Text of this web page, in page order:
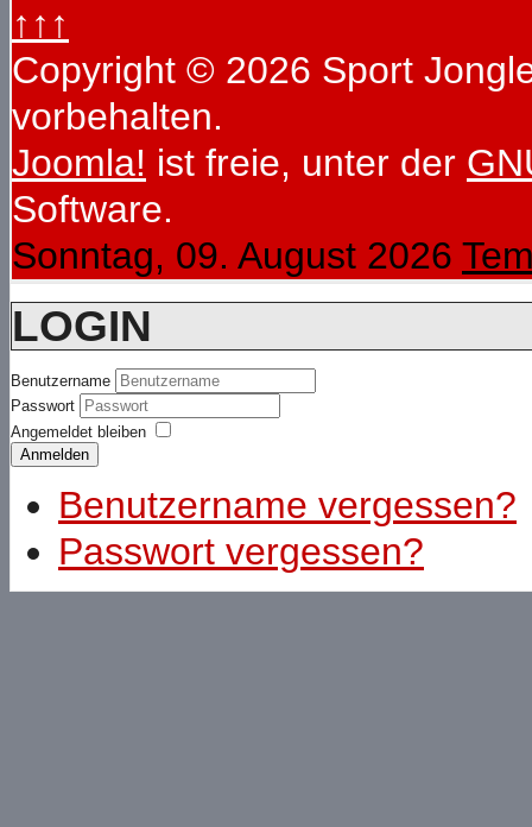
↑↑↑
Copyright © 2026 Sport
vorbehalten.
Joomla! ist freie, unter der
Software.
Sonntag, 09. August 2026
LOGIN
Benutzername
Passwort
Angemeldet bleiben
Anmelden
Benutzername vergessen?
Passwort vergessen?